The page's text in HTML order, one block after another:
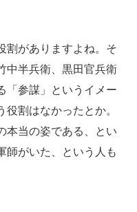
割がありますよね。そ
中半兵衛、黒田官兵衛
「参謀」というイメー
割はなかったとか。
本当の姿である、とい
師がいた、という人も